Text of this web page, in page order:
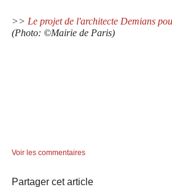
>> Le projet de l'architecte Demians
(Photo: ©Mairie de Paris)
Voir les commentaires
Partager cet article